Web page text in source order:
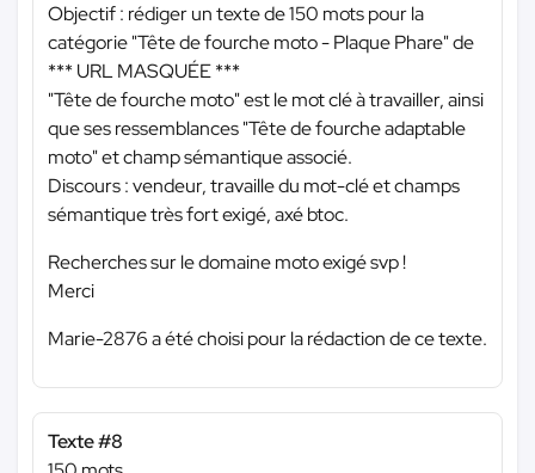
Objectif : rédiger un texte de 150 mots pour la
catégorie "Tête de fourche moto - Plaque Phare" de
*** URL MASQUÉE ***
"Tête de fourche moto" est le mot clé à travailler, ainsi
que ses ressemblances "Tête de fourche adaptable
moto" et champ sémantique associé.
Discours : vendeur, travaille du mot-clé et champs
sémantique très fort exigé, axé btoc.
Recherches sur le domaine moto exigé svp !
Merci
Marie-2876 a été choisi pour la rédaction de ce texte.
Texte #8